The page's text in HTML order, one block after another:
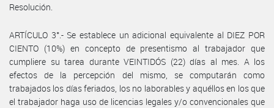
Resolución.
ARTÍCULO 3°.- Se establece un adicional equivalente al DIEZ POR
CIENTO (10%) en concepto de presentismo al trabajador que
cumpliere su tarea durante VEINTIDÓS (22) días al mes. A los
efectos de la percepción del mismo, se computarán como
trabajados los días feriados, los no laborables y aquéllos en los que
el trabajador haga uso de licencias legales y/o convencionales que